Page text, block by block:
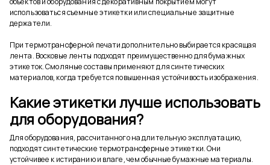
использоваться съемные этикетки или специальные защитные
держатели.
При термотрансферной печати дополнительно выбирается красящая
лента. Восковые ленты подходят преимущественно для бумажных
этикеток. Смоляные составы применяют для синтетических
материалов, когда требуется повышенная устойчивость изображения.
Какие этикетки лучше использовать
для оборудования?
Для оборудования, рассчитанного на длительную эксплуатацию,
подходят синтетические термотрансферные этикетки. Они
устойчивее к истиранию и влаге, чем обычные бумажные материалы.